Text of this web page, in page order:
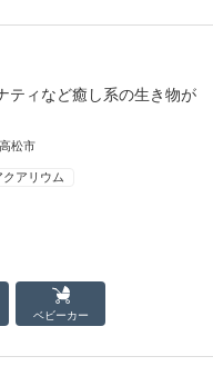
ティなど癒し系の生き物が
高松市
アリウム
ベビーカー